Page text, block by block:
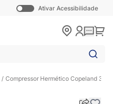
Ativar Acessibilidade
/ Compressor Hermético Copeland 3